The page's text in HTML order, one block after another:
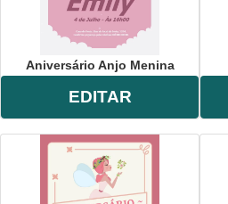
Aniversário Anjo Menina
EDITAR